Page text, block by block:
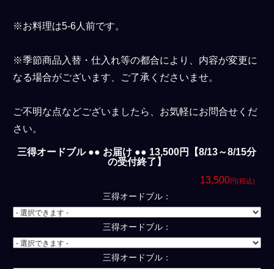
※お料理は5-6人前です。
※季節商品入替・仕入れ等の都合により、内容が変更に
なる場合がございます、ご了承くださいませ。
ご不明な点などございましたら、お気軽にお問合せくだ
さい。
三得オードブル ●● お届け ●● 13,500円【8/13～8/15分
の受付終了】
13,500円(税込)
三得オードブル：
三得オードブル：
三得オードブル：